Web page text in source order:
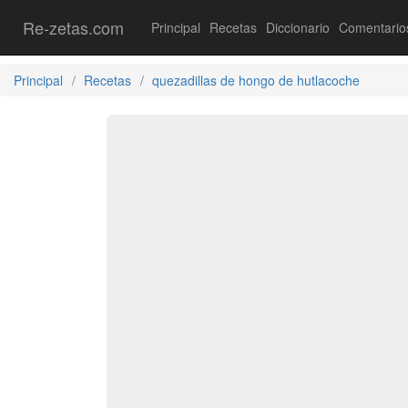
Re-zetas.com Principal Recetas Diccionario
Principal Recetas quezadillas de hongo de hutlacoche